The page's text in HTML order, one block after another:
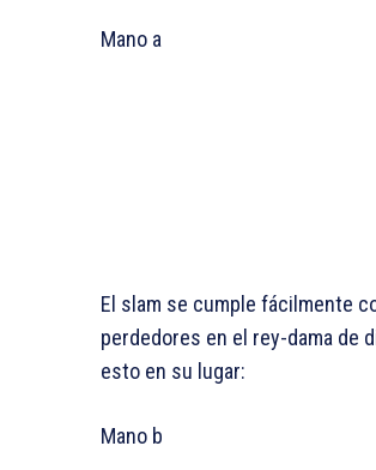
Mano a
El slam se cumple fácilmente
perdedores en el rey-dama de
esto en su lugar:
Mano b